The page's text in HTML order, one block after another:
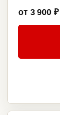
от 3 900 ₽